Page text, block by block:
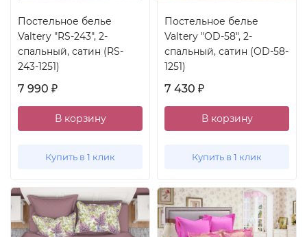
Постельное белье
Valtery "RS-243", 2-
спальный, сатин (RS-
243-1251)
7 990 ₽
В корзину
Купить в 1 клик
Постельное белье
Valtery "OD-58", 2-
спальный, сатин (OD-58-
1251)
7 430 ₽
В корзину
Купить в 1 клик